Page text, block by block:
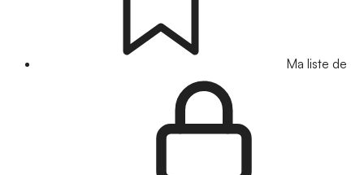
Ma liste de